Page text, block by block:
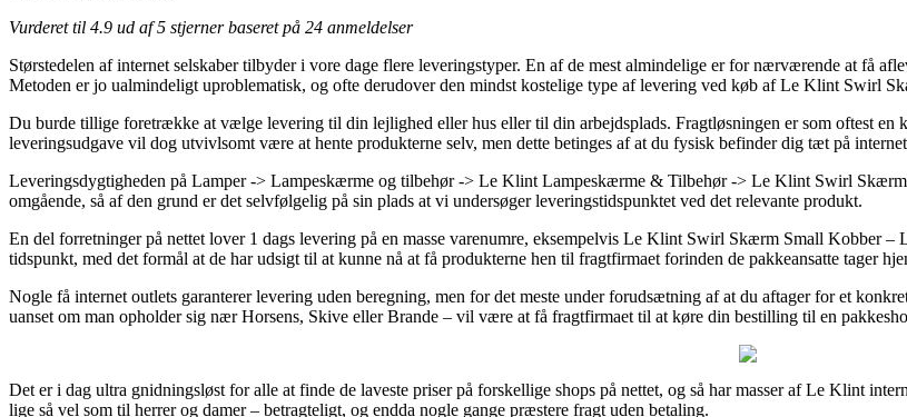
Vurderet til 4.9 ud af 5 stjerner baseret på 24 anmeldelser
Størstedelen af internet selskaber tilbyder i vore dage flere leveringstyper. En af de mest almindelige er for nærværende at få
Metoden er jo ualmindeligt uproblematisk, og ofte derudover den mindst kostelige type af levering ved køb af Le Klint Swirl
Du burde tillige foretrække at vælge levering til din lejlighed eller hus eller til din arbejdsplads. Fragtløsningen er som oftest en
leveringsudgave vil dog utvivlsomt være at hente produkterne selv, men dette betinges af at du fysisk befinder dig tæt på
Leveringsdygtigheden på Lamper -> Lampeskærme og tilbehør -> Le Klint Lampeskærme & Tilbehør -> Le Klint Swirl
omgående, så af den grund er det selvfølgelig på sin plads at vi undersøger leveringstidspunktet ved det relevante produkt.
En del forretninger på nettet lover 1 dags levering på en masse varenumre, eksempelvis Le Klint Swirl Skærm Small Kobber
tidspunkt, med det formål at de har udsigt til at kunne nå at få produkterne hen til fragtfirmaet forinden de pakkeansatte tager
Nogle få internet outlets garanterer levering uden beregning, men for det meste under forudsætning af at du aftager for et
uanset om man opholder sig nær Horsens, Skive eller Brande – vil være at få fragtfirmaet til at køre din bestilling til en
Det er i dag ultra gnidningsløst for alle at finde de laveste priser på forskellige shops på nettet, og så har masser af Le Klint
lige så vel som til herrer og damer – betragteligt, og endda nogle gange præstere fragt uden betaling.